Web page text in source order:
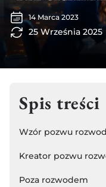
14 Marca 2023
25 Września 2025
Spis treści
Wzór pozwu
Kreator pozwu
Poza rozwodem